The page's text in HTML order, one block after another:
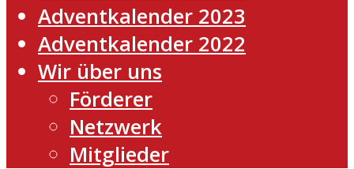
Adventkalender 2023
Adventkalender 2022
Wir über uns
Förderer
Netzwerk
Mitglieder